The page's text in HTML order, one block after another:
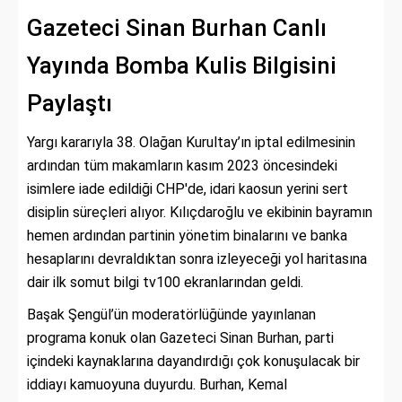
Gazeteci Sinan Burhan Canlı
Yayında Bomba Kulis Bilgisini
Paylaştı
Yargı kararıyla 38. Olağan Kurultay’ın iptal edilmesinin
ardından tüm makamların kasım 2023 öncesindeki
isimlere iade edildiği CHP'de, idari kaosun yerini sert
disiplin süreçleri alıyor. Kılıçdaroğlu ve ekibinin bayramın
hemen ardından partinin yönetim binalarını ve banka
hesaplarını devraldıktan sonra izleyeceği yol haritasına
dair ilk somut bilgi tv100 ekranlarından geldi.
Başak Şengül’ün moderatörlüğünde yayınlanan
programa konuk olan Gazeteci Sinan Burhan, parti
içindeki kaynaklarına dayandırdığı çok konuşulacak bir
iddiayı kamuoyuna duyurdu. Burhan, Kemal